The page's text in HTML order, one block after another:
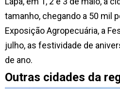
tamanho, chegando a 50 mil
Exposição Agropecuária, a
julho, as festividade de
de ano.
Outras cidades da